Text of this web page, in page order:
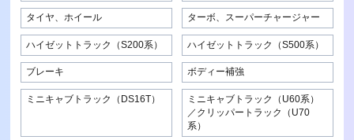
タイヤ、ホイール ターボ、スーパーチャージャー
ハイゼットトラック（S200系） ハイゼットトラック（S500系）
ブレーキ ボディー補強
ミニキャブトラック（DS16T）
ミニキャブトラック（U60系）
／クリッパートラック（U70
系）